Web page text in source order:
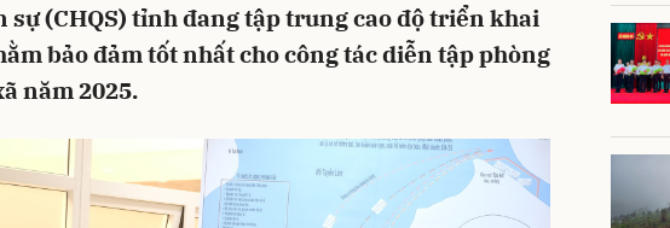
sự (CHQS) tỉnh đang tập trung cao độ triển khai
bảo đảm tốt nhất cho công tác diễn tập phòng
năm 2025.